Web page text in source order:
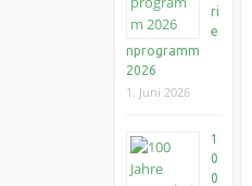
ri
e
nprogramm
2026
1. Juni 2026
1
0
0